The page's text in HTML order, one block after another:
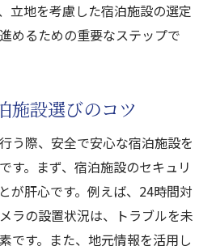
立地を考慮した宿泊施設の選定
めるための重要なステップで
施設選びのコツ
う際、安全で安心な宿泊施設を
す。まず、宿泊施設のセキュリ
が肝心です。例えば、24時間対
ラの設置状況は、トラブルを未
です。また、地元情報を活用し